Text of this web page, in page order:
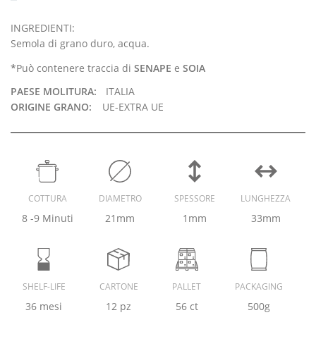
INGREDIENTI:
Semola di grano duro, acqua.
*Può contenere traccia di SENAPE e SOIA
PAESE MOLITURA:
ITALIA
ORIGINE GRANO:
UE-EXTRA UE
COTTURA
8 -9 Minuti
DIAMETRO
21mm
SPESSORE
1mm
LUNGHEZZA
33mm
SHELF-LIFE
36 mesi
CARTONE
12 pz
PALLET
56 ct
PACKAGING
500g